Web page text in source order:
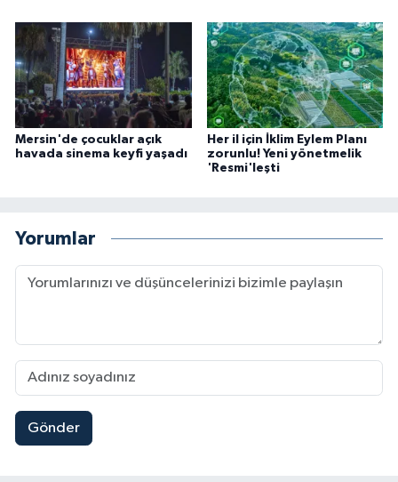
Mersin'de çocuklar açık
havada sinema keyfi yaşadı
Her il için İklim Eylem Planı
zorunlu! Yeni yönetmelik
'Resmi'leşti
Yorumlar
Gönder